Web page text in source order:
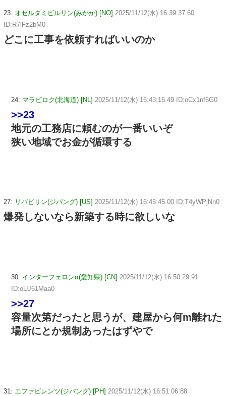
23: オセルタミビルリン(みかか) [NO] 2025/11/12(水) 16:39:37.60
ID:R7lFz2bM0
どこに工事を依頼すればいいのか
24: マラビロク(北海道) [NL] 2025/11/12(水) 16:43:15.49 ID:oCx1nf6G0
>>23
地元の工務店に頼むのが一番いいぞ
狭い地域でお金が循環する
27: リバビリン(ジパング) [US] 2025/11/12(水) 16:45:45.00 ID:T4yWPjNn0
爆発しないなら新築する時に欲しいな
30: インターフェロンα(愛知県) [CN] 2025/11/12(水) 16:50:29.91
ID:oUJ61Maa0
>>27
容量次第だったと思うが、建屋から何m離れた
場所にとか規制あったはずやで
31: エファビレンツ(ジパング) [PH] 2025/11/12(水) 16:51:06.88